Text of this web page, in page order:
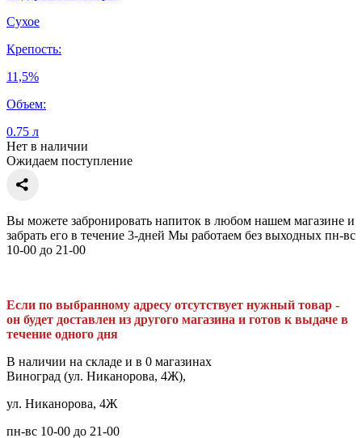
Сухое
Крепость:
11,5%
Объем:
0.75 л
Нет в наличии
Ожидаем поступление
Вы можете забронировать напиток в любом нашем магазине и
забрать его в течение 3-дней Мы работаем без выходных пн-вс
10-00 до 21-00
Если по выбранному адресу отсутствует нужный товар -
он будет доставлен из другого магазина и готов к выдаче в
течение одного дня
В наличии на складе и в 0 магазинах
Виноград (ул. Никанорова, 4Ж),
ул. Никанорова, 4Ж
пн-вс 10-00 до 21-00